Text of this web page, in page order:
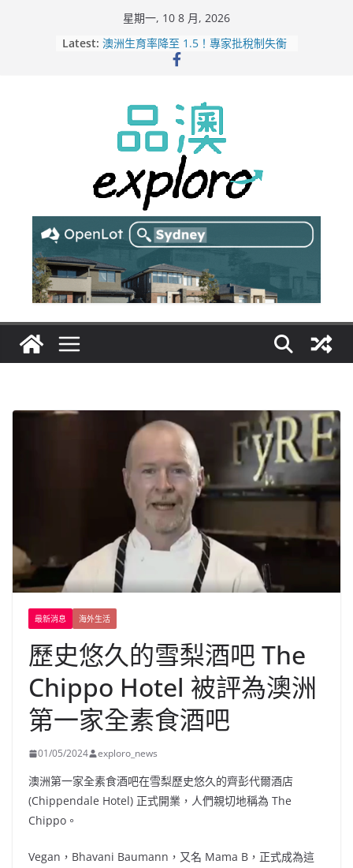
星期一, 10 8 月, 2026
Latest: 澳洲生育率降至 1.5！專家批稅制失衡
倡提高永居移民
維州法院系統遭黑客入侵！本迪戈等區
域數據外洩暗網
墨爾本皇家博覽會急研議！H5N1 禽流
感恐致家禽展停辦
維州政策大重塑！新總理卡羅爾祭出教
育資金與減稅招商
最新消息 海外生活
歷史悠久的雪梨酒吧 The
Chippo Hotel 被評為澳洲
第一家全素食酒吧
01/05/2024 exploro_news
澳洲第一家全素食酒吧在雪梨歷史悠久的齊彭代爾酒店
(Chippendale Hotel) 正式開業，人們親切地稱為 The
Chippo。
Vegan，Bhavani Baumann，又名 Mama B，正式成為這